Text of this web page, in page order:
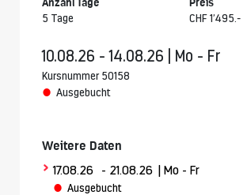
5 Tage CHF 1’495.-
10.08.26 - 14.08.26 | Mo - Fr
Kursnummer 50158
Ausgebucht
Weitere Daten
> 17.08.26 - 21.08.26 | Mo - Fr
Ausgebucht